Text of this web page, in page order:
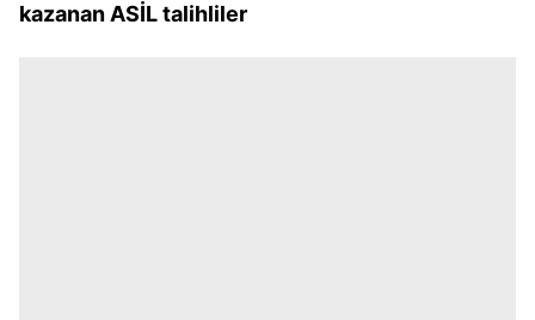
kazanan ASİL talihliler